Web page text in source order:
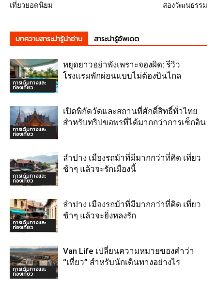
เที่ยวยอดนิยม
สองวัฒนธรรม
บทความสาระน่ารู้น่าอ่าน สาระน่ารู้อัพเดต
การเดินทางและ
ท่องเที่ยว
หยุดยาวอย่าพังเพราะจองผิด: รีวิว
โรงแรมพักผ่อนแบบไม่ต้องบินไกล
การเดินทางและ
ท่องเที่ยว
เปิดพิกัดวัดและสถานที่ศักดิ์สิทธิ์ทั่วไทย
สำหรับทริปขอพรที่ได้มากกว่าการเช็กอิน
การเดินทางและ
ท่องเที่ยว
ลำปาง เมืองรถม้าที่มีมากกว่าที่คิด เที่ยว
ช้าๆ แล้วจะรักเมืองนี้
การเดินทางและ
ท่องเที่ยว
ลำปาง เมืองรถม้าที่มีมากกว่าที่คิด เที่ยว
ช้าๆ แล้วจะยิ่งหลงรัก
การเดินทางและ
ท่องเที่ยว
Van Life เปลี่ยนความหมายของคำว่า
“เที่ยว” สำหรับนักเดินทางอย่างไร